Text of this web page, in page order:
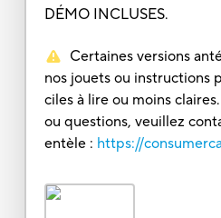
DÉMO INCLUSES.
Certaines versions
nos jouets ou instructions
ciles à lire ou moins
ou questions, veuillez
entèle : https://